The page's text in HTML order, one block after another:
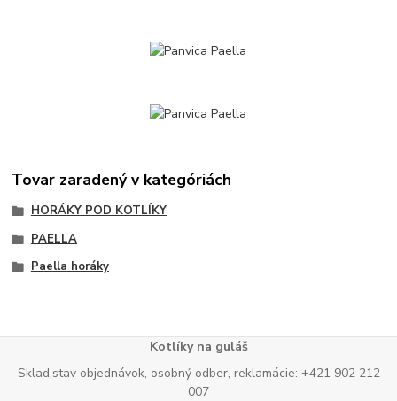
Tovar zaradený v kategóriách
HORÁKY POD KOTLÍKY
PAELLA
Paella horáky
Kotlíky na guláš
Sklad,stav objednávok, osobný odber, reklamácie: +421 902 212
007